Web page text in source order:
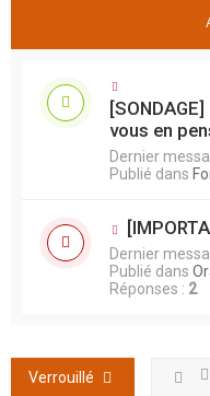
vous en
Dernier
Publié dans
Dernier
Publié dans
Réponses : 2
Verrouillé